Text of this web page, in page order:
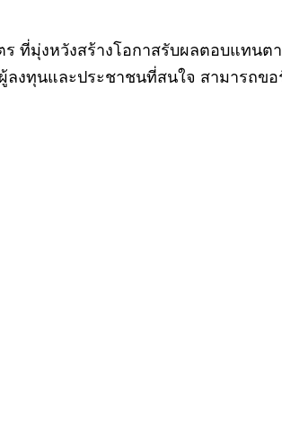
ที่มุ่งหวังสร้างโอกาสรับผลตอบแทนต
งทุนและประชาชนที่สนใจ สามารถข